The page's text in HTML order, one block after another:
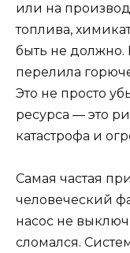
или на
топлива,
быть не должно.
перелила
Это не просто
ресурса — это
катастрофа и
Самая частая
человеческий
насос не
сломался.